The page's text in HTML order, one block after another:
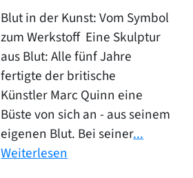
Blut in der Kunst: Vom Symbol
zum Werkstoff Eine Skulptur
aus Blut: Alle fünf Jahre
fertigte der britische
Künstler Marc Quinn eine
Büste von sich an - aus seinem
eigenen Blut. Bei seiner...
Weiterlesen